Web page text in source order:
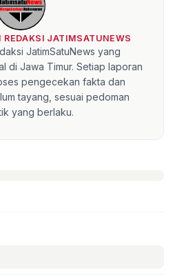
REDAKSI JATIMSATUNEWS
JatimSatuNews yang
di Jawa Timur. Setiap laporan
pengecekan fakta dan
tayang, sesuai pedoman
yang berlaku.